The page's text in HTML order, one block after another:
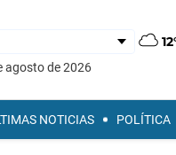
agosto de 2026
NOTICIAS POLÍTICA